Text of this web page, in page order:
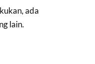
ada
lain.